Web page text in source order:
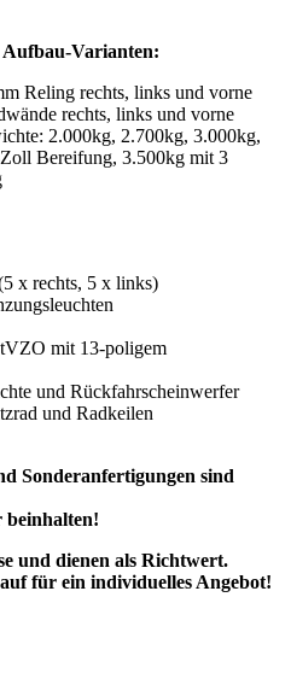
Aufbau-Varianten:
Reling rechts, links und vorne
rechts, links und vorne
2.000kg, 2.700kg, 3.000kg,
Bereifung, 3.500kg mit 3
x rechts, 5 x links)
mit 13-poligem
und Rückfahrscheinwerfer
und Radkeilen
Sonderanfertigungen sind
beinhalten!
und dienen als Richtwert.
für ein individuelles Angebot!